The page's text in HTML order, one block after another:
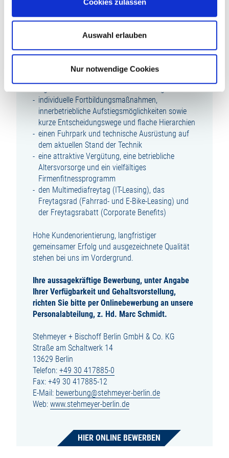
Auswahl erlauben
Nur notwendige Cookies
einen zukunftsorientierten, abwechslungsreichen
und modernen Arbeitsplatz in unserem
familiengeführten Unternehmensgruppe LUDWIG
individuelle Fortbildungsmaßnahmen,
innerbetriebliche Aufstiegsmöglichkeiten sowie
kurze Entscheidungswege und flache Hierarchien
einen Fuhrpark und technische Ausrüstung auf
dem aktuellen Stand der Technik
eine attraktive Vergütung, eine betriebliche
Altersvorsorge und ein vielfältiges
Firmenfitnessprogramm
den Multimediafreytag (IT-Leasing), das
Freytagsrad (Fahrrad- und E-Bike-Leasing) und
der Freytagsrabatt (Corporate Benefits)
Hohe Kundenorientierung, langfristiger
gemeinsamer Erfolg und ausgezeichnete Qualität
stehen bei uns im Vordergrund.
Ihre aussagekräftige Bewerbung, unter Angabe
Ihrer Verfügbarkeit und Gehaltsvorstellung,
richten Sie bitte per Onlinebewerbung an unsere
Personalabteilung, z. Hd. Marc Schmidt.
Stehmeyer + Bischoff Berlin GmbH & Co. KG
Straße am Schaltwerk 14
13629 Berlin
Telefon: +49 30 417885-0
Fax: +49 30 417885-12
E-Mail: bewerbung@stehmeyer-berlin.de
Web: www.stehmeyer-berlin.de
HIER ONLINE BEWERBEN